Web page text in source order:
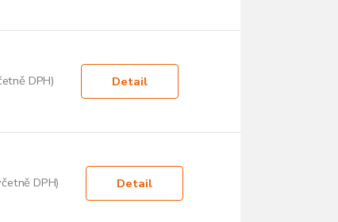
DPH) Detail
DPH) Detail